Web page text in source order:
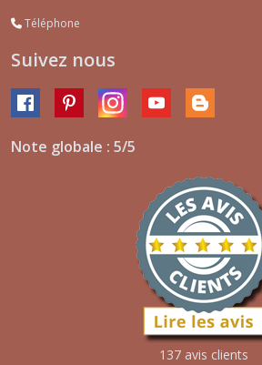
Téléphone
Suivez nous
Note globale : 5/5
137 avis clients